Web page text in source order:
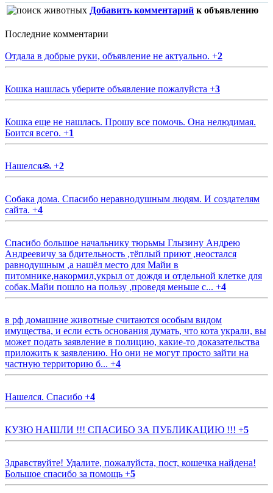
Добавить комментарий к объявлению
Последние комментарии
Отдала в добрые руки, объявление не актуально. +2
Кошка нашлась уберите объявление пожалуйста +3
Кошка еще не нашлась. Прошу все помочь. Она нелюдимая.
Боится всего. +1
Нашелся🙏 +2
Собака дома. Спасибо неравнодушным людям. И создателям
сайта. +4
Спасибо большое начальнику тюрьмы Глызину Андрею
Андреевичу за бдительность ,тёплый приют ,неостался
равнодушным ,а нашёл место для Майи в
питомнике,накормил,укрыл от дождя и отдельной клетке для
собак.Майи пошло на пользу ,проведя меньше с... +4
в рф домашние животные считаются особым видом
имущества, и если есть основания думать, что кота украли, вы
может подать заявление в полицию, какие-то доказательства
приложить к заявлению. Но они не могут просто зайти на
частную территорию б... +4
Нашелся. Спасибо +4
КУЗЮ НАШЛИ !!! СПАСИБО ЗА ПУБЛИКАЦИЮ !!! +5
Здравствуйте! Удалите, пожалуйста, пост, кошечка найдена!
Большое спасибо за помощь +5